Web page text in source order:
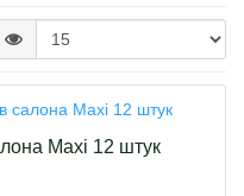
Maxi 12 штук